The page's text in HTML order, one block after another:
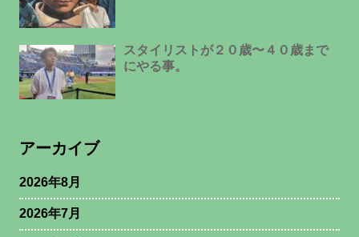
スタイリストが２０歳〜４０歳まで
にやる事。
アーカイブ
2026年8月
2026年7月